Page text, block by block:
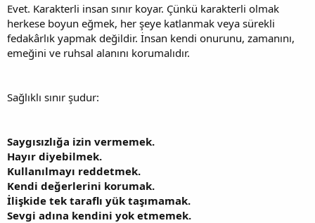
Evet. Karakterli insan sınır koyar. Çünkü karakterli olmak
herkese boyun eğmek, her şeye katlanmak veya sürekli
fedakârlık yapmak değildir. İnsan kendi onurunu, zamanını,
emeğini ve ruhsal alanını korumalıdır.
Sağlıklı sınır şudur:
Saygısızlığa izin vermemek.
Hayır diyebilmek.
Kullanılmayı reddetmek.
Kendi değerlerini korumak.
İlişkide tek taraflı yük taşımamak.
Sevgi adına kendini yok etmemek.